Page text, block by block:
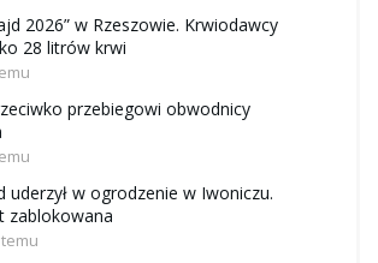
2026” w Rzeszowie. Krwiodawcy
28 litrów krwi
przebiegowi obwodnicy
uderzył w ogrodzenie w Iwoniczu.
zablokowana